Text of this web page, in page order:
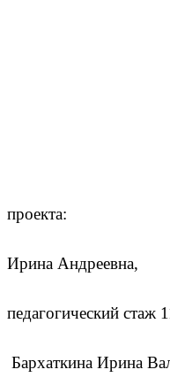
Ирина Андреевна,
педагогический стаж
Бархаткина Ирина